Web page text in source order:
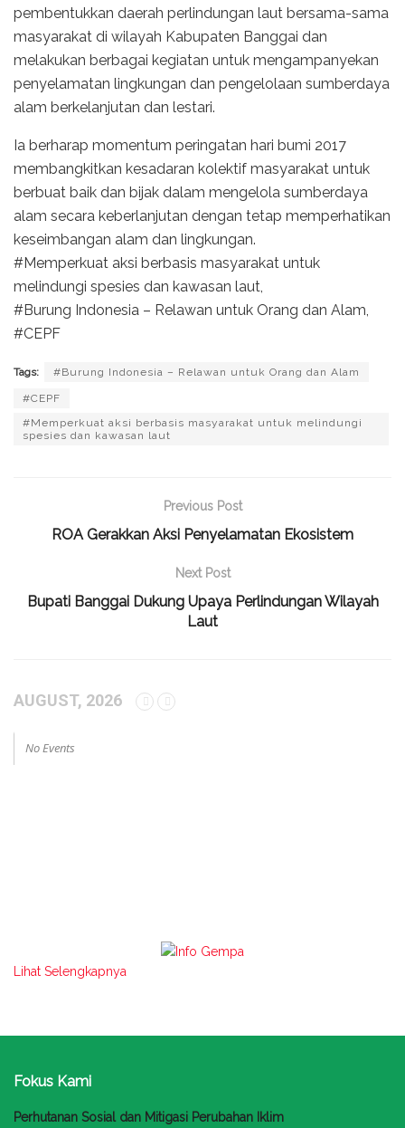
pembentukkan daerah perlindungan laut bersama-sama
masyarakat di wilayah Kabupaten Banggai dan
melakukan berbagai kegiatan untuk mengampanyekan
penyelamatan lingkungan dan pengelolaan sumberdaya
alam berkelanjutan dan lestari.
Ia berharap momentum peringatan hari bumi 2017
membangkitkan kesadaran kolektif masyarakat untuk
berbuat baik dan bijak dalam mengelola sumberdaya
alam secara keberlanjutan dengan tetap memperhatikan
keseimbangan alam dan lingkungan.
#Memperkuat aksi berbasis masyarakat untuk
melindungi spesies dan kawasan laut,
#Burung Indonesia – Relawan untuk Orang dan Alam,
#CEPF
Tags: #Burung Indonesia – Relawan untuk Orang dan Alam
#CEPF
#Memperkuat aksi berbasis masyarakat untuk melindungi
spesies dan kawasan laut
Previous Post
ROA Gerakkan Aksi Penyelamatan Ekosistem
Next Post
Bupati Banggai Dukung Upaya Perlindungan Wilayah
Laut
AUGUST, 2026
No Events
Lihat Selengkapnya
Fokus Kami
Perhutanan Sosial dan Mitigasi Perubahan Iklim